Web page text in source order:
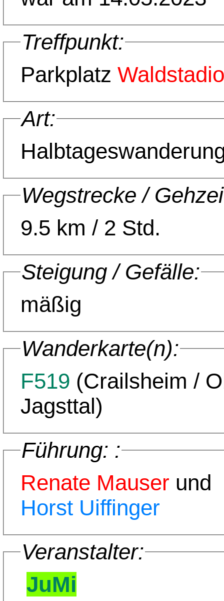
Treffpunkt:
Parkplatz
Art:
Wegstrecke /
9.5 km / 2 Std.
Steigung / Gefälle:
mäßig
Wanderkarte(n):
F519 (Crailsheim /
Jagsttal)
Führung: :
Renate Mauser und
Horst Uiffinger
Veranstalter:
JuMi